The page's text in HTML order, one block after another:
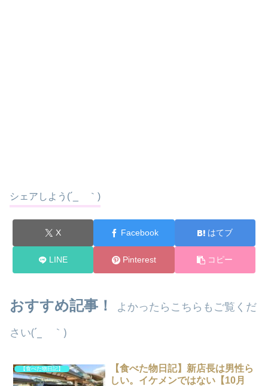
シェアしよう(´_ゝ｀)
X Facebook はてブ
LINE Pinterest コピー
おすすめ記事！
よかったらこちらもご覧くだ
さい(´_ゝ｀)
【食べた物日記】
【食べた物日記】新店長は男性ら
しい。イケメンではない【10月